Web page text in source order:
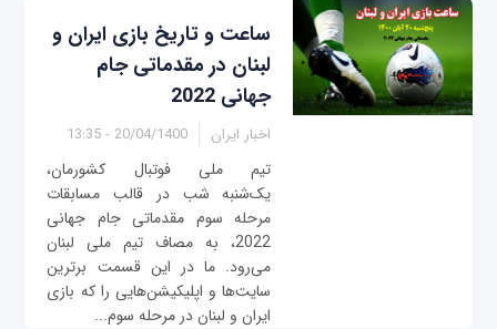
ساعت و تاریخ بازی ایران و
لبنان در مقدماتی جام
جهانی 2022
اخبار ایران 20/04/1400 - 13:35
تیم ملی فوتبال کشورمان،
یک‌شنبه شب در قالب مسابقات
مرحله سوم مقدماتی جام جهانی
2022، به مصاف تیم ملی لبنان
می‌رود. ما در این قسمت برترین
سایت‌ها و اپلیکیشن‌هایی را که بازی
ایران و لبنان در مرحله سوم...